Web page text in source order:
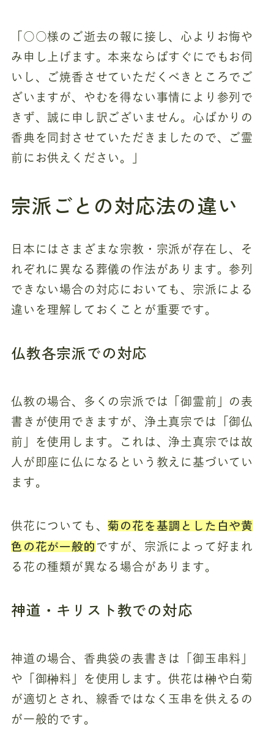
「○○様のご逝去の報に接し、心よりお悔や
み申し上げます。本来ならばすぐにでもお伺
いし、ご焼香させていただくべきところでご
ざいますが、やむを得ない事情により参列で
きず、誠に申し訳ございません。心ばかりの
香典を同封させていただきましたので、ご霊
前にお供えください。」
宗派ごとの対応法の違い
日本にはさまざまな宗教・宗派が存在し、そ
れぞれに異なる葬儀の作法があります。参列
できない場合の対応においても、宗派による
違いを理解しておくことが重要です。
仏教各宗派での対応
仏教の場合、多くの宗派では「御霊前」の表
書きが使用できますが、浄土真宗では「御仏
前」を使用します。これは、浄土真宗では故
人が即座に仏になるという教えに基づいてい
ます。
供花についても、菊の花を基調とした白や黄
色の花が一般的ですが、宗派によって好まれ
る花の種類が異なる場合があります。
神道・キリスト教での対応
神道の場合、香典袋の表書きは「御玉串料」
や「御榊料」を使用します。供花は榊や白菊
が適切とされ、線香ではなく玉串を供えるの
が一般的です。